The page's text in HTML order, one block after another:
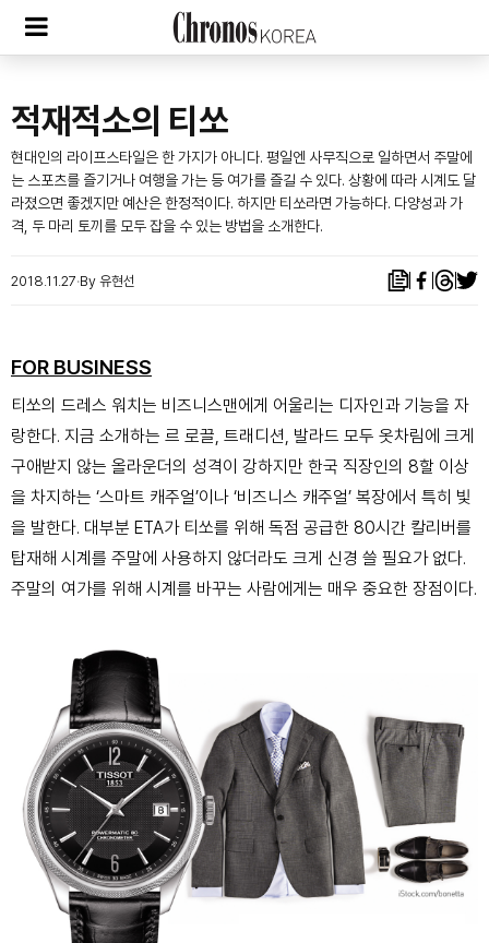
적재적소의 티쏘
현대인의 라이프스타일은 한 가지가 아니다. 평일엔 사무직으로 일하면서 주말에
는 스포츠를 즐기거나 여행을 가는 등 여가를 즐길 수 있다. 상황에 따라 시계도 달
라졌으면 좋겠지만 예산은 한정적이다. 하지만 티쏘라면 가능하다. 다양성과 가
격, 두 마리 토끼를 모두 잡을 수 있는 방법을 소개한다.
2018.11.27 By 유현선
FOR BUSINESS
티쏘의 드레스 워치는 비즈니스맨에게 어울리는 디자인과 기능을 자
랑한다. 지금 소개하는 르 로끌, 트래디션, 발라드 모두 옷차림에 크게
구애받지 않는 올라운더의 성격이 강하지만 한국 직장인의 8할 이상
을 차지하는 ‘스마트 캐주얼’이나 ‘비즈니스 캐주얼’ 복장에서 특히 빛
을 발한다. 대부분 ETA가 티쏘를 위해 독점 공급한 80시간 칼리버를
탑재해 시계를 주말에 사용하지 않더라도 크게 신경 쓸 필요가 없다.
주말의 여가를 위해 시계를 바꾸는 사람에게는 매우 중요한 장점이다.